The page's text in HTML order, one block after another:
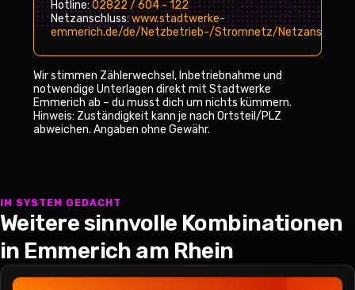
Hotline: 02822 / 604 - 122
Netzanschluss:www.stadtwerke-
emmerich.de/de/Netzbetrieb-/Stromnetz/
Wir stimmen Zählerwechsel, Inbetriebnahme und
notwendige Unterlagen direkt mit Stadtwerke
Emmerich ab – du musst dich um nichts kümmern.
Hinweis: Zuständigkeit kann je nach Ortsteil/PLZ
abweichen. Angaben ohne Gewähr.
IM SYSTEM GEDACHT
Weitere sinnvolle Kombinationen
in Emmerich am Rhein